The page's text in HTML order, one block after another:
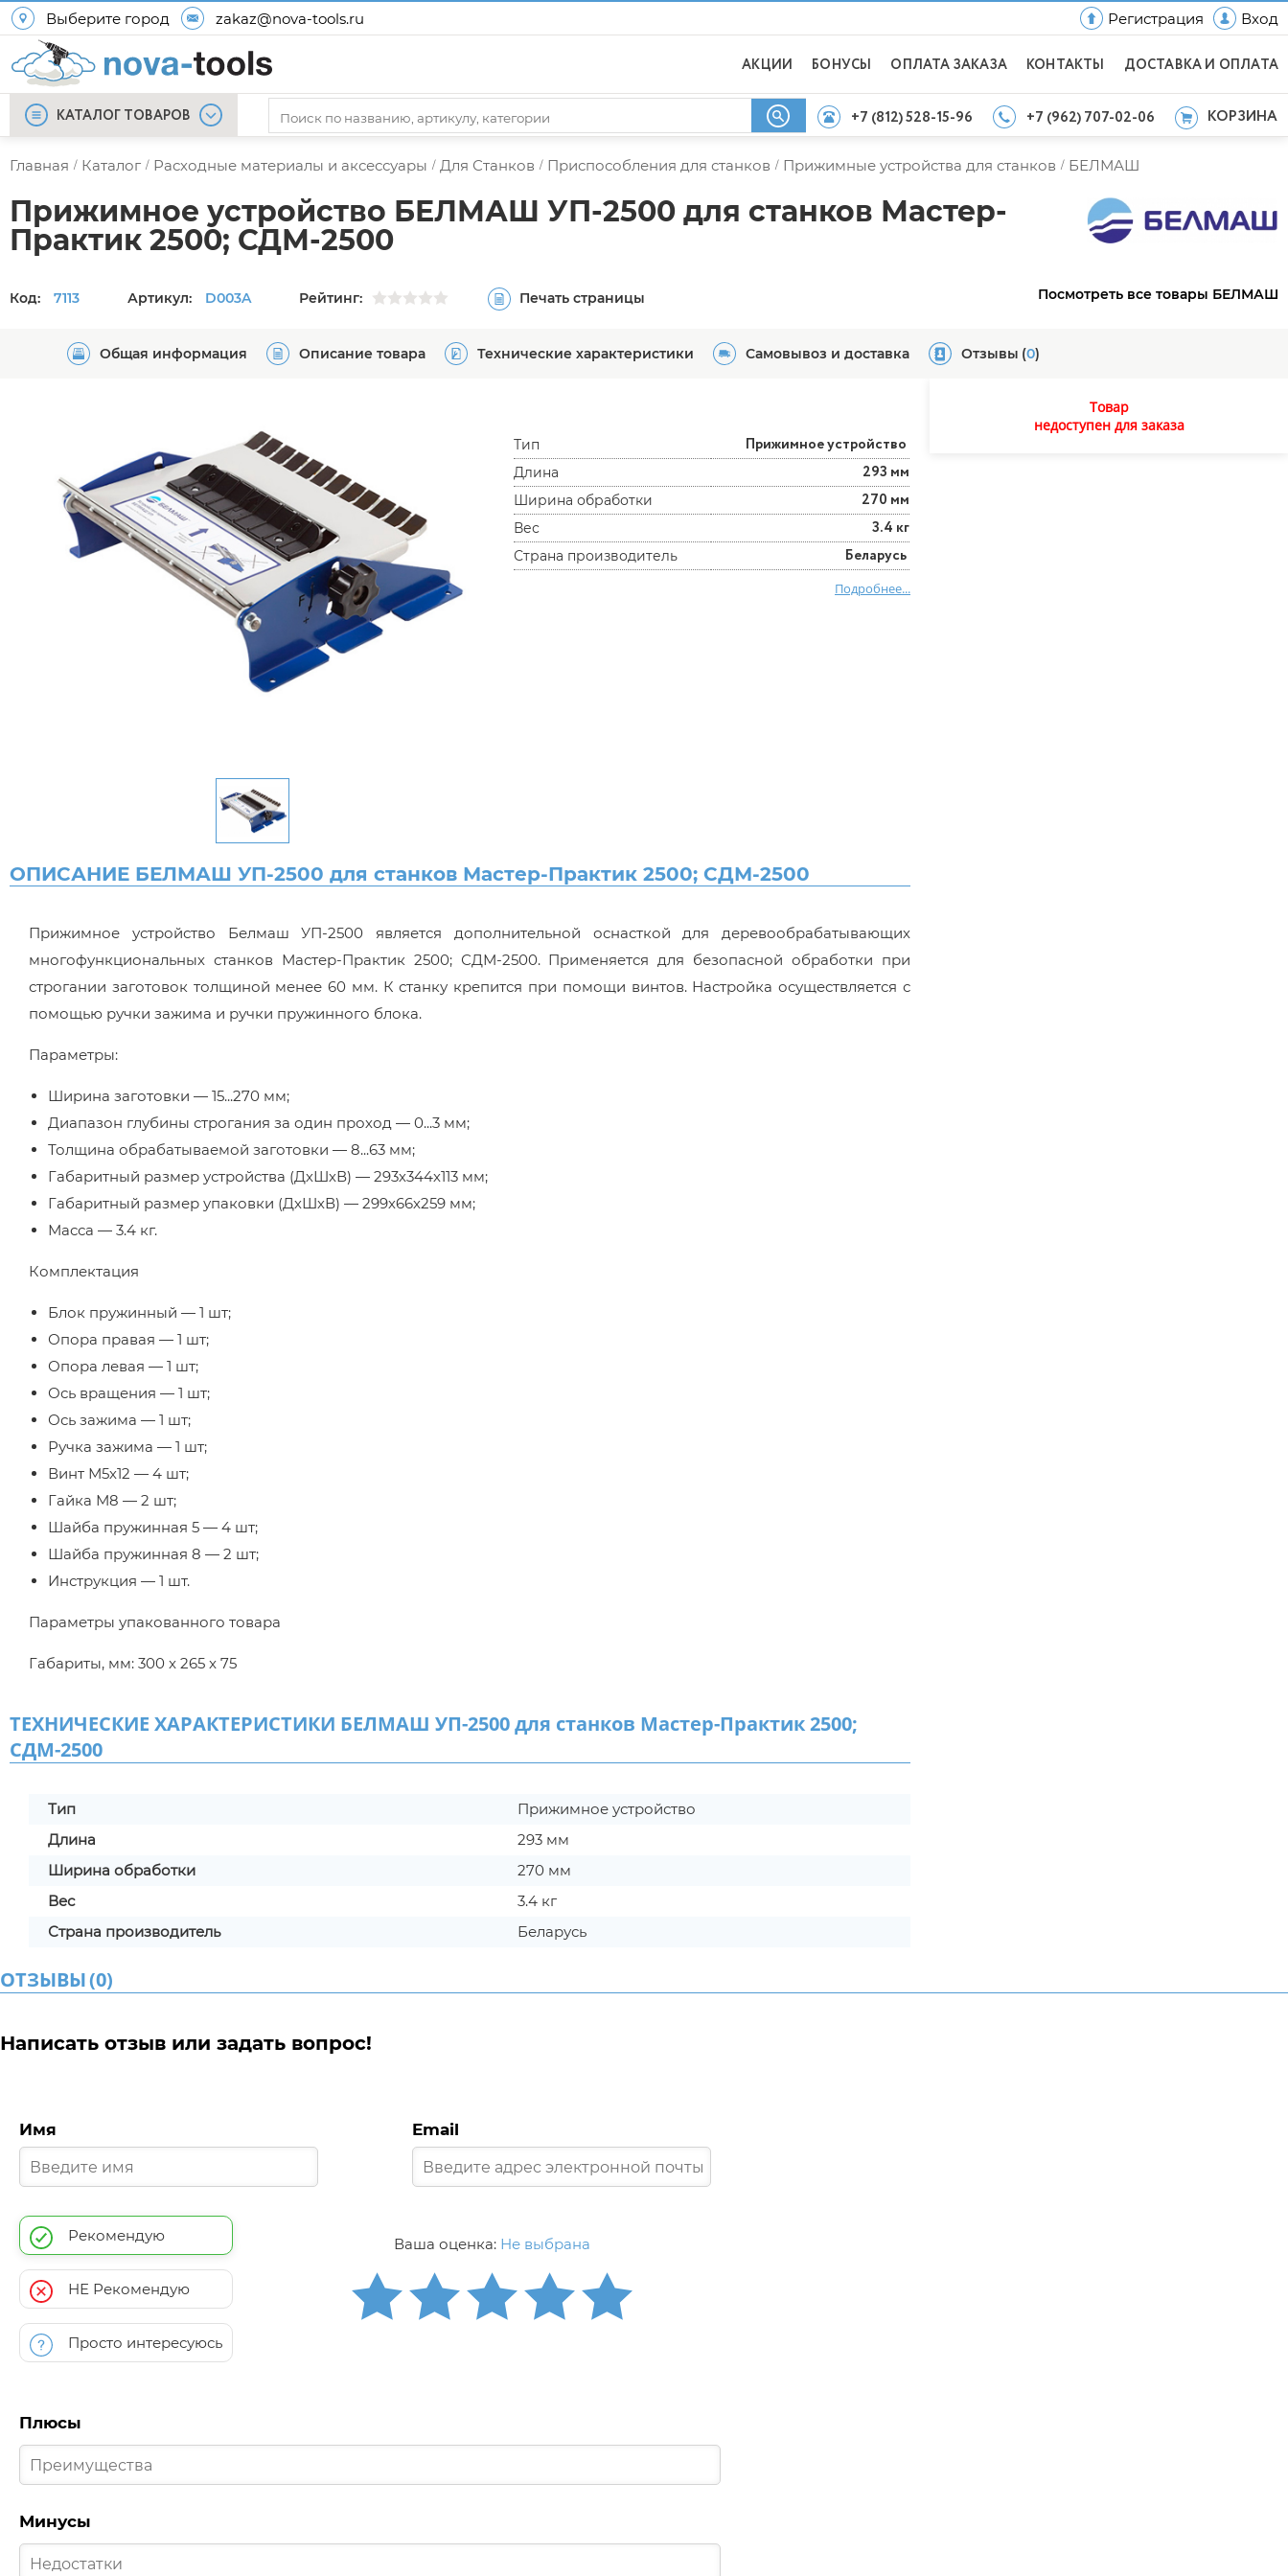
Выберите город zakaz@nova-tools.ru Регистрация Вход
АКЦИИ БОНУСЫ ОПЛАТА ЗАКАЗА КОНТАКТЫ ДОСТАВКА И ОПЛАТА
КАТАЛОГ ТОВАРОВ +7 (812) 528-15-96 +7 (962) 707-02-06 КОРЗИНА
Главная / Каталог / Расходные материалы и аксессуары / Для Станков / Приспособления для станков / Прижимные устройства для станков / БЕЛМАШ
Прижимное устройство БЕЛМАШ УП-2500 для станков Мастер-
Практик 2500; СДМ-2500
Код: 7113 Артикул: D003A Рейтинг: Печать страницы Посмотреть все товары БЕЛМАШ
Общая информация Описание товара Технические характеристики Самовывоз и доставка Отзывы (0)
Тип Прижимное устройство
Длина 293 мм
Ширина обработки 270 мм
Вес 3.4 кг
Страна производитель Беларусь
Подробнее...
ОПИСАНИЕ БЕЛМАШ УП-2500 для станков Мастер-Практик 2500; СДМ-2500
Прижимное устройство Белмаш УП-2500 является дополнительной оснасткой для деревообрабатывающих
многофункциональных станков Мастер-Практик 2500; СДМ-2500. Применяется для безопасной обработки при
строгании заготовок толщиной менее 60 мм. К станку крепится при помощи винтов. Настройка осуществляется с
помощью ручки зажима и ручки пружинного блока.
Параметры:
Ширина заготовки — 15...270 мм;
Диапазон глубины строгания за один проход — 0...3 мм;
Толщина обрабатываемой заготовки — 8...63 мм;
Габаритный размер устройства (ДхШхВ) — 293х344х113 мм;
Габаритный размер упаковки (ДхШхВ) — 299х66х259 мм;
Масса — 3.4 кг.
Комплектация
Блок пружинный — 1 шт;
Опора правая — 1 шт;
Опора левая — 1 шт;
Ось вращения — 1 шт;
Ось зажима — 1 шт;
Ручка зажима — 1 шт;
Винт М5х12 — 4 шт;
Гайка М8 — 2 шт;
Шайба пружинная 5 — 4 шт;
Шайба пружинная 8 — 2 шт;
Инструкция — 1 шт.
Параметры упакованного товара
Габариты, мм: 300 x 265 x 75
ТЕХНИЧЕСКИЕ ХАРАКТЕРИСТИКИ БЕЛМАШ УП-2500 для станков Мастер-Практик 2500;
СДМ-2500
Тип
Прижимное устройство
Длина
293 мм
Ширина обработки
270 мм
Вес
3.4 кг
Страна производитель
Беларусь
Товар
недоступен для заказа
ОТЗЫВЫ(0)
Написать отзыв или задать вопрос!
Имя Email
Рекомендую
НЕ Рекомендую
Просто интересуюсь
Ваша оценка: Не выбрана
Плюсы
Минусы